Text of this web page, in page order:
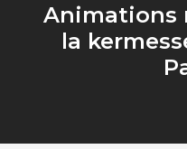
Animations
la